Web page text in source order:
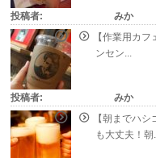
投稿者:
みか
【作業用カ
ンセン...
投稿者:
みか
【朝までハ
も大丈夫！朝